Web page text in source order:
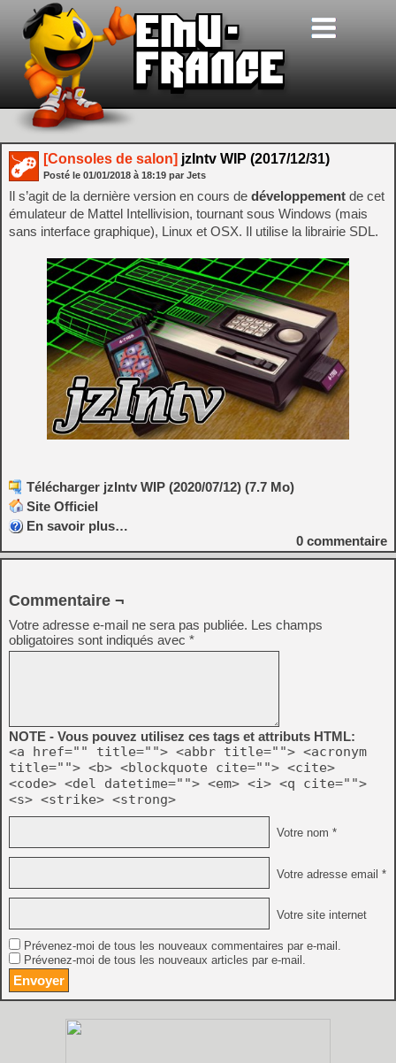
[Consoles de salon] jzIntv WIP (2017/12/31)
Posté le 01/01/2018 à 18:19 par Jets
Il s’agit de la dernière version en cours de développement de cet
émulateur de Mattel Intellivision, tournant sous Windows (mais
sans interface graphique), Linux et OSX. Il utilise la librairie SDL.
Télécharger jzIntv WIP (2020/07/12) (7.7 Mo)
Site Officiel
En savoir plus…
0 commentaire
Commentaire ¬
Votre adresse e-mail ne sera pas publiée. Les champs
obligatoires sont indiqués avec *
NOTE - Vous pouvez utilisez ces tags et attributs HTML:
<a href="" title=""> <abbr title=""> <acronym
title=""> <b> <blockquote cite=""> <cite>
<code> <del datetime=""> <em> <i> <q cite="">
<s> <strike> <strong>
Votre nom *
Votre adresse email *
Votre site internet
Prévenez-moi de tous les nouveaux commentaires par e-mail.
Prévenez-moi de tous les nouveaux articles par e-mail.